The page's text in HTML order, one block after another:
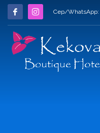
Cep/WhatsApp: